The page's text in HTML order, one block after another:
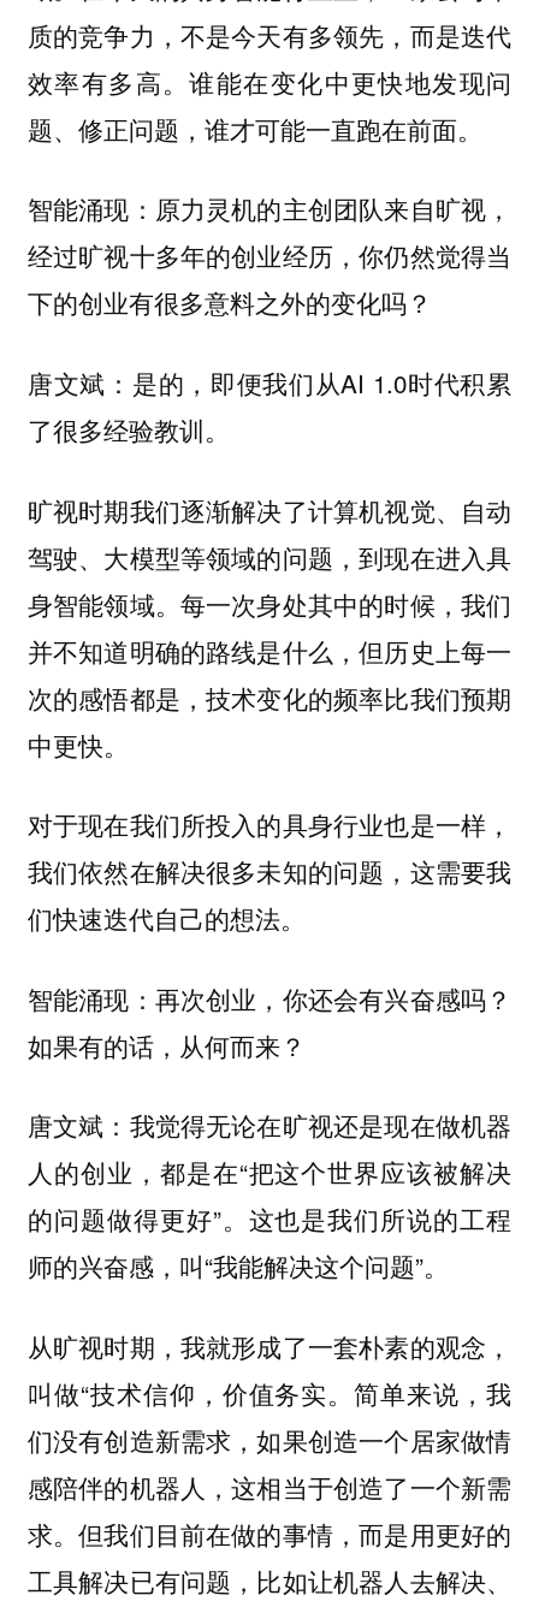
质的竞争力，不是今天有多领先，而是迭代
效率有多高。谁能在变化中更快地发现问
题、修正问题，谁才可能一直跑在前面。
智能涌现：原力灵机的主创团队来自旷视，
经过旷视十多年的创业经历，你仍然觉得当
下的创业有很多意料之外的变化吗？
唐文斌：是的，即便我们从AI 1.0时代积累
了很多经验教训。
旷视时期我们逐渐解决了计算机视觉、自动
驾驶、大模型等领域的问题，到现在进入具
身智能领域。每一次身处其中的时候，我们
并不知道明确的路线是什么，但历史上每一
次的感悟都是，技术变化的频率比我们预期
中更快。
对于现在我们所投入的具身行业也是一样，
我们依然在解决很多未知的问题，这需要我
们快速迭代自己的想法。
智能涌现：再次创业，你还会有兴奋感吗？
如果有的话，从何而来？
唐文斌：我觉得无论在旷视还是现在做机器
人的创业，都是在“把这个世界应该被解决
的问题做得更好”。这也是我们所说的工程
师的兴奋感，叫“我能解决这个问题”。
从旷视时期，我就形成了一套朴素的观念，
叫做“技术信仰，价值务实。简单来说，我
们没有创造新需求，如果创造一个居家做情
感陪伴的机器人，这相当于创造了一个新需
求。但我们目前在做的事情，而是用更好的
工具解决已有问题，比如让机器人去解决、